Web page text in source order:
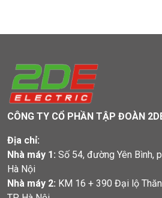
CÔNG TY CỔ PHẦN TẬP ĐOÀN
Địa chỉ:
Nhà máy 1: Số 54, đường Yên Bình,
Hà Nội
Nhà máy 2: KM 16 + 390 Đại lộ